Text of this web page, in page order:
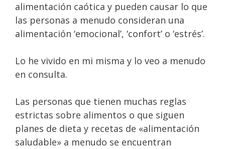
alimentación caótica y pueden causar lo que
las personas a menudo consideran una
alimentación ‘emocional’, ‘confort’ o ‘estrés’.
Lo he vivido en mi misma y lo veo a menudo
en consulta.
Las personas que tienen muchas reglas
estrictas sobre alimentos o que siguen
planes de dieta y recetas de «alimentación
saludable» a menudo se encuentran